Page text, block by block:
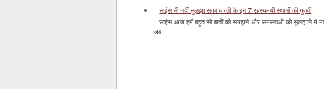
साइंस भी नहीं सुलझा सका धरती के इन 7 रहस्यमयी स्थानों की गुत्थी
साइंस आज हमें बहुत सी बातों को समझने और समस्याओं को सुलझाने में
जव...